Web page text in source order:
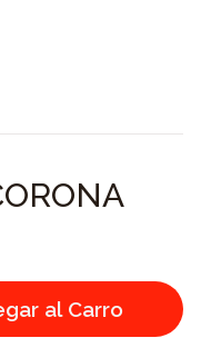
al Carro